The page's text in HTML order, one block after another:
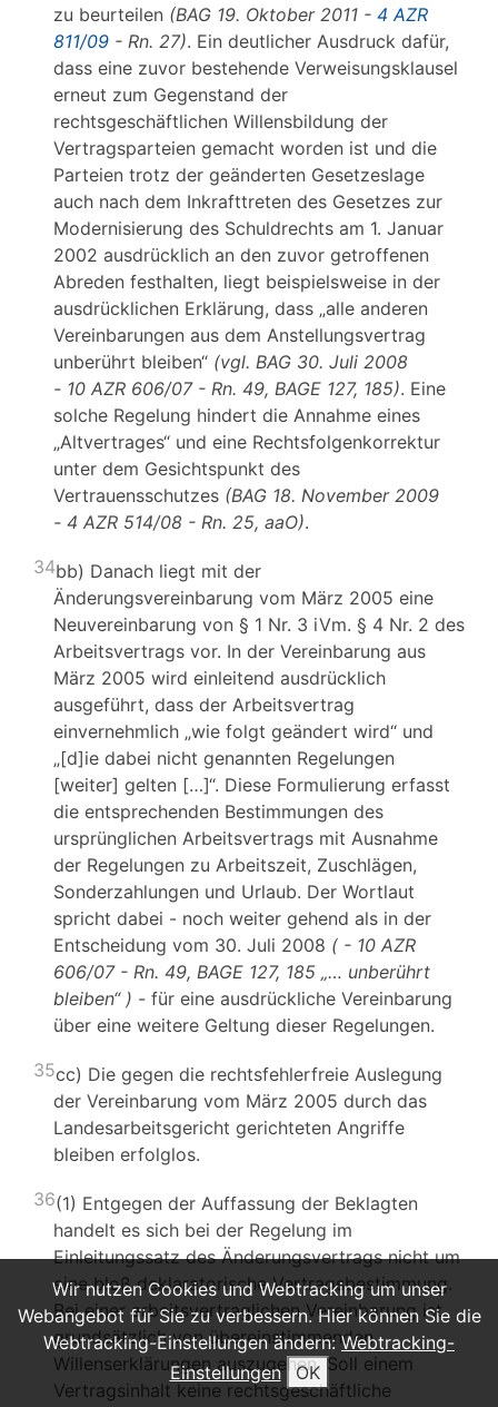
zu beurteilen (BAG 19. Oktober 2011 - 4 AZR
811/09 - Rn. 27). Ein deutlicher Ausdruck dafür,
dass eine zuvor bestehende Verweisungsklausel
erneut zum Gegenstand der
rechtsgeschäftlichen Willensbildung der
Vertragsparteien gemacht worden ist und die
Parteien trotz der geänderten Gesetzeslage
auch nach dem Inkrafttreten des Gesetzes zur
Modernisierung des Schuldrechts am 1. Januar
2002 ausdrücklich an den zuvor getroffenen
Abreden festhalten, liegt beispielsweise in der
ausdrücklichen Erklärung, dass „alle anderen
Vereinbarungen aus dem Anstellungsvertrag
unberührt bleiben“ (vgl. BAG 30. Juli 2008
- 10 AZR 606/07 - Rn. 49, BAGE 127, 185). Eine
solche Regelung hindert die Annahme eines
„Altvertrages“ und eine Rechtsfolgenkorrektur
unter dem Gesichtspunkt des
Vertrauensschutzes (BAG 18. November 2009
- 4 AZR 514/08 - Rn. 25, aaO).
34bb) Danach liegt mit der
Änderungsvereinbarung vom März 2005 eine
Neuvereinbarung von § 1 Nr. 3 iVm. § 4 Nr. 2 des
Arbeitsvertrags vor. In der Vereinbarung aus
März 2005 wird einleitend ausdrücklich
ausgeführt, dass der Arbeitsvertrag
einvernehmlich „wie folgt geändert wird“ und
„[d]ie dabei nicht genannten Regelungen
[weiter] gelten […]“. Diese Formulierung erfasst
die entsprechenden Bestimmungen des
ursprünglichen Arbeitsvertrags mit Ausnahme
der Regelungen zu Arbeitszeit, Zuschlägen,
Sonderzahlungen und Urlaub. Der Wortlaut
spricht dabei - noch weiter gehend als in der
Entscheidung vom 30. Juli 2008 ( - 10 AZR
606/07 - Rn. 49, BAGE 127, 185 „… unberührt
bleiben“ ) - für eine ausdrückliche Vereinbarung
über eine weitere Geltung dieser Regelungen.
35cc) Die gegen die rechtsfehlerfreie Auslegung
der Vereinbarung vom März 2005 durch das
Landesarbeitsgericht gerichteten Angriffe
bleiben erfolglos.
36(1) Entgegen der Auffassung der Beklagten
handelt es sich bei der Regelung im
Einleitungssatz des Änderungsvertrags nicht um
eine bloß deklaratorische Vertragsbestimmung.
Bei einer arbeitsvertraglichen Vereinbarung ist
grundsätzlich von übereinstimmenden
Willenserklärungen auszugehen. Soll einem
Vertragsinhalt keine rechtsgeschäftliche
Wir nutzen Cookies und Webtracking um unser
Webangebot für Sie zu verbessern. Hier können Sie die
Webtracking-Einstellungen ändern: Webtracking-
Einstellungen
OK